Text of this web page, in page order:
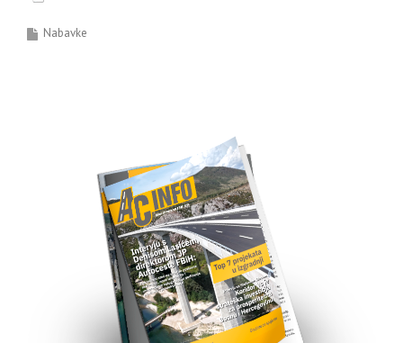
Nabavke